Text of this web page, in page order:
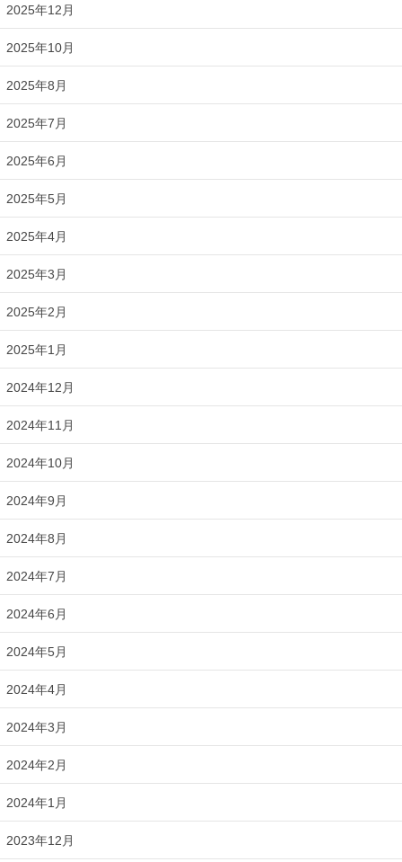
2025年12月
2025年10月
2025年8月
2025年7月
2025年6月
2025年5月
2025年4月
2025年3月
2025年2月
2025年1月
2024年12月
2024年11月
2024年10月
2024年9月
2024年8月
2024年7月
2024年6月
2024年5月
2024年4月
2024年3月
2024年2月
2024年1月
2023年12月